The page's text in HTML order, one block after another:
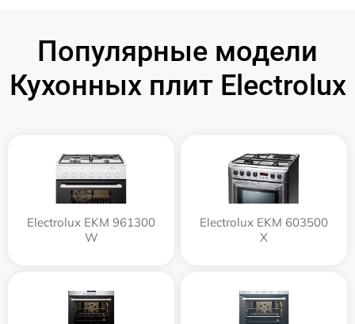
Популярные модели
Кухонных плит Electrolux
Electrolux EKM 961300
W
Electrolux EKM 603500
X